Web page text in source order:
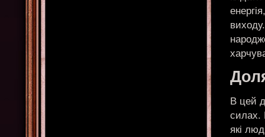
В цей
силах.
які